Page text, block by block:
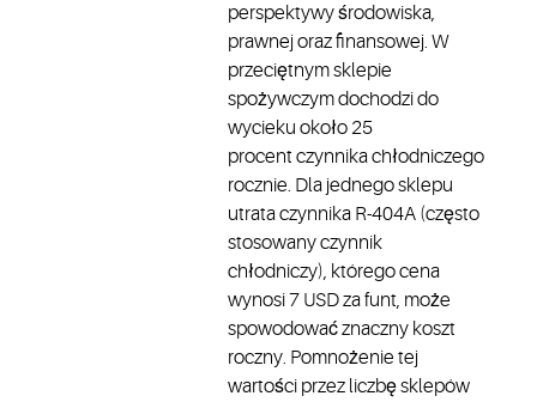
perspektywy środowiska,
prawnej oraz finansowej. W
przeciętnym sklepie
spożywczym dochodzi do
wycieku około 25
procent czynnika chłodniczego
rocznie. Dla jednego sklepu
utrata czynnika R-404A (często
stosowany czynnik
chłodniczy), którego cena
wynosi 7 USD za funt, może
spowodować znaczny koszt
roczny. Pomnożenie tej
wartości przez liczbę sklepów